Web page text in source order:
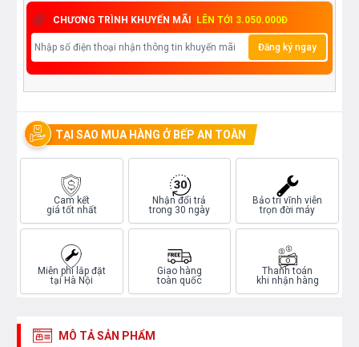
CHƯƠNG TRÌNH KHUYẾN MÃI LÊN TỚI 3.050.000Đ
Đăng ký ngay
TẠI SAO MUA HÀNG Ở BẾP AN TOÀN
Cam kết
giá tốt nhất
Nhận đổi trả
trong 30 ngày
Bảo trì vĩnh viễn
trọn đời máy
Miễn phí lắp đặt
tại Hà Nội
Giao hàng
toàn quốc
Thanh toán
khi nhận hàng
MÔ TẢ SẢN PHẨM